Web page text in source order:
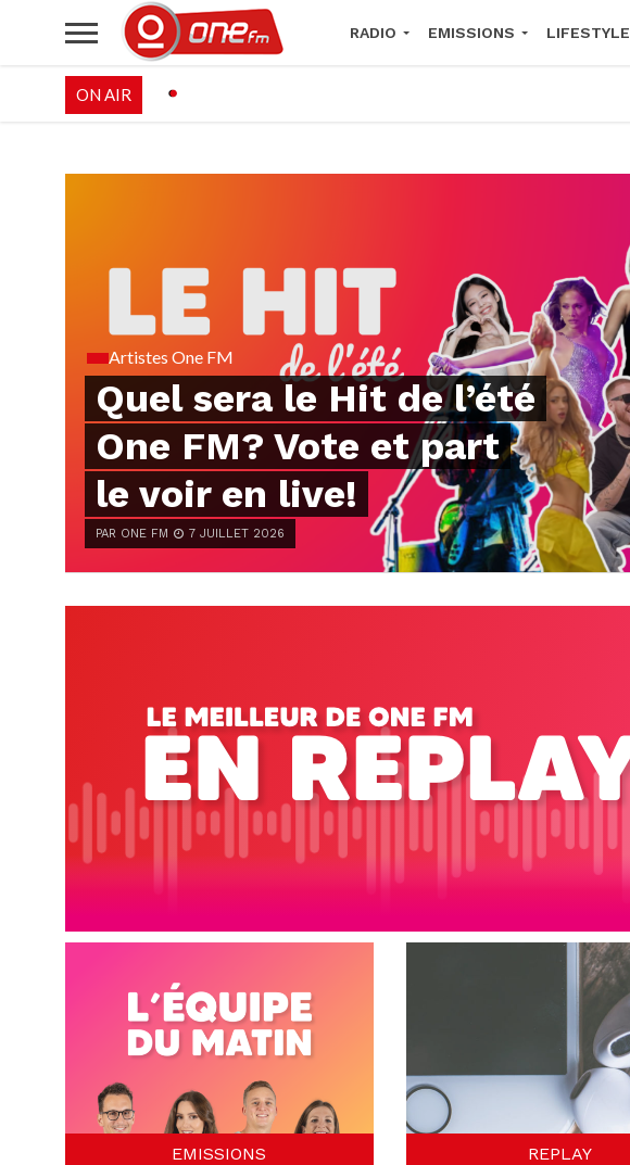
RADIO EMISSIONS LIFESTYLE
ON AIR
Artistes One FM
Quel sera le Hit de l’été
One FM? Vote et part
le voir en live!
PAR ONE FM 7 JUILLET 2026
EMISSIONS REPLAY